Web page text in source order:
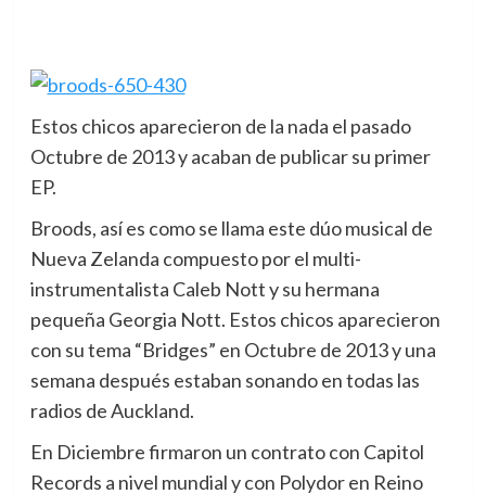
Estos chicos aparecieron de la nada el pasado
Octubre de 2013 y acaban de publicar su primer
EP.
Broods, así es como se llama este dúo musical de
Nueva Zelanda compuesto por el multi-
instrumentalista Caleb Nott y su hermana
pequeña Georgia Nott. Estos chicos aparecieron
con su tema “Bridges” en Octubre de 2013 y una
semana después estaban sonando en todas las
radios de Auckland.
En Diciembre firmaron un contrato con Capitol
Records a nivel mundial y con Polydor en Reino